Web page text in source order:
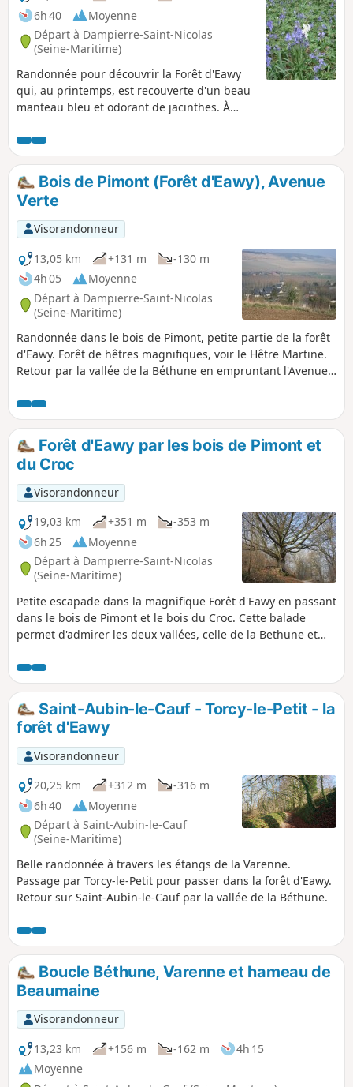
6h 40
Moyenne
Départ à Dampierre-Saint-Nicolas
(Seine-Maritime)
Randonnée pour découvrir la Forêt d'Eawy
qui, au printemps, est recouverte d'un beau
manteau bleu et odorant de jacinthes. À
modifient la flore de cette partie de forêt.
Bois de Pimont (Forêt d'Eawy), Avenue
Verte
Visorandonneur
13,05 km
+131 m
-130 m
4h 05
Moyenne
Départ à Dampierre-Saint-Nicolas
(Seine-Maritime)
Randonnée dans le bois de Pimont, petite partie de la forêt
d'Eawy. Forêt de hêtres magnifiques, voir le Hêtre Martine.
Retour par la vallée de la Béthune en empruntant l'Avenue
Forêt d'Eawy par les bois de Pimont et
du Croc
Visorandonneur
19,03 km
+351 m
-353 m
6h 25
Moyenne
Départ à Dampierre-Saint-Nicolas
(Seine-Maritime)
Petite escapade dans la magnifique Forêt d'Eawy en passant
dans le bois de Pimont et le bois du Croc. Cette balade
permet d'admirer les deux vallées, celle de la Bethune et
hêtres magnifiques.
Saint-Aubin-le-Cauf - Torcy-le-Petit - la
forêt d'Eawy
Visorandonneur
20,25 km
+312 m
-316 m
6h 40
Moyenne
Départ à Saint-Aubin-le-Cauf
(Seine-Maritime)
Belle randonnée à travers les étangs de la Varenne.
Passage par Torcy-le-Petit pour passer dans la forêt d'Eawy.
Retour sur Saint-Aubin-le-Cauf par la vallée de la Béthune.
Boucle Béthune, Varenne et hameau de
Beaumaine
Visorandonneur
13,23 km
+156 m -162 m
4h 15
Moyenne